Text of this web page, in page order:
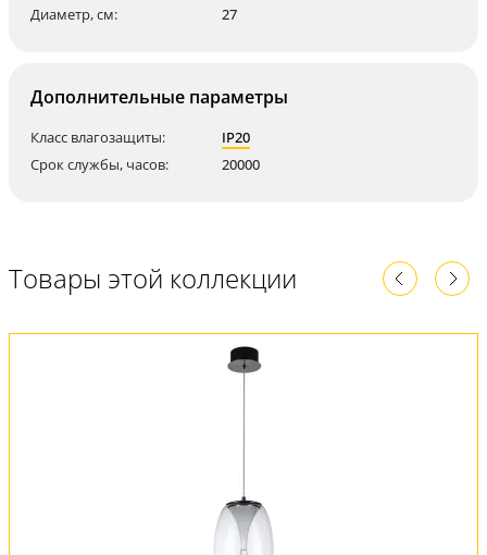
Диаметр, см: 27
Дополнительные параметры
Класс влагозащиты:
IP20
Срок службы, часов:
20000
Товары этой коллекции